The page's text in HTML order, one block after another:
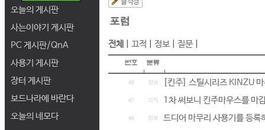
오늘의 게시판
사는이야기 게시판
PC 게시판/QnA
사용기 게시판
장터 게시판
보드나라에 바란다
오늘의 네모다
전체 끄적 정보 질문|
48 정보 [킨주] 스틸시리즈 KINZU
47 끄적 1차 써보니 킨주마우스를 마
46 정보 드디어 마무리 사용기를 등록